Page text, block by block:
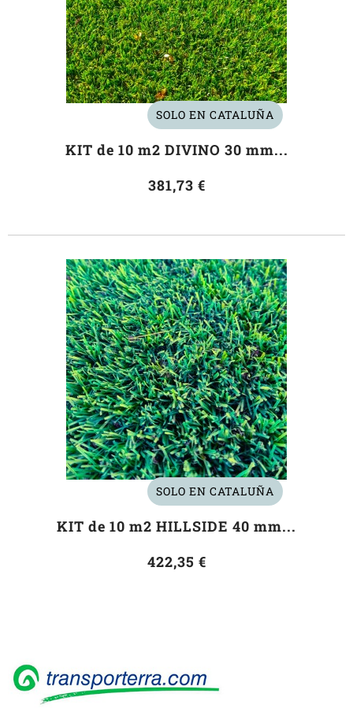
SOLO EN CATALUÑA
KIT de 10 m2 DIVINO 30 mm...
381,73 €
SOLO EN CATALUÑA
KIT de 10 m2 HILLSIDE 40 mm...
422,35 €